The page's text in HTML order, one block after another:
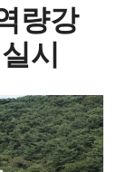
량강
시